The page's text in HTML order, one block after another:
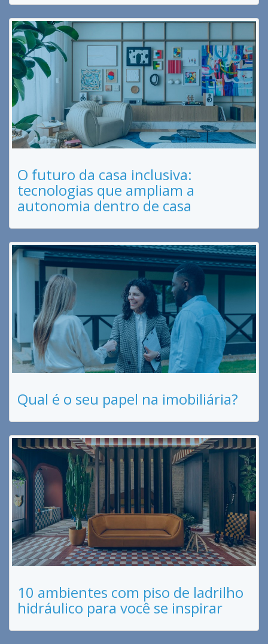
O futuro da casa inclusiva:
tecnologias que ampliam a
autonomia dentro de casa
Qual é o seu papel na imobiliária?
10 ambientes com piso de ladrilho
hidráulico para você se inspirar